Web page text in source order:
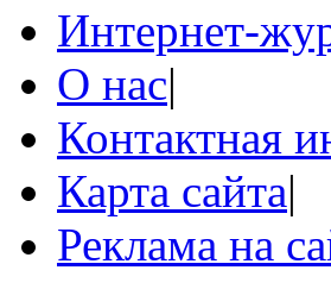
Интернет-
О нас|
Контактная
Карта сайта|
Реклама на